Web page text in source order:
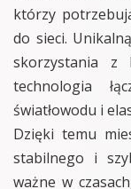
którzy
do sieci.
skorzystania z
technologia
światłowodu i
Dzięki temu
stabilnego i
ważne w